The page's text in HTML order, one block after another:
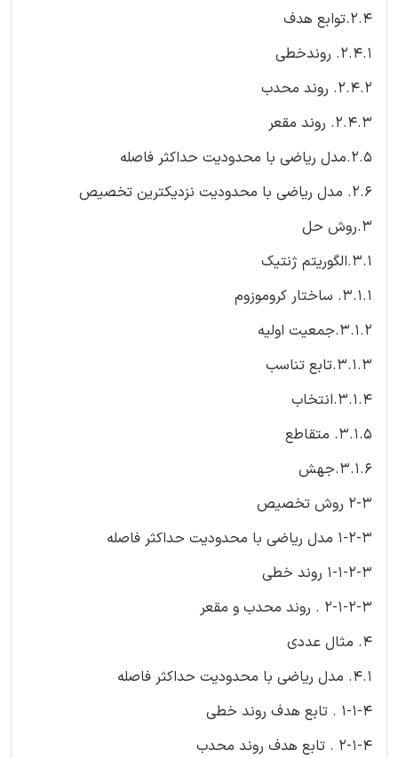
2.4.توابع هدف
2.4.1. روندخطی
2.4.2. روند محدب
2.4.3. روند مقعر
2.5.مدل ریاضی با محدودیت حداکثر فاصله
2.6. مدل ریاضی با محدودیت نزدیکترین تخصیص
3.روش حل
3.1.الگوریتم ژنتیک
3.1.1. ساختار کروموزوم
3.1.2.جمعیت اولیه
3.1.3.تابع تناسب
3.1.4.انتخاب
3.1.5. متقاطع
3.1.6.جهش
2-3 روش تخصیص
1-2-3 مدل ریاضی با محدودیت حداکثر فاصله
1-1-2-3 روند خطی
2-1-2-3 . روند محدب و مقعر
4. مثال عددی
4.1. مدل ریاضی با محدودیت حداکثر فاصله
1-1-4 . تابع هدف روند خطی
2-1-4 . تابع هدف روند محدب